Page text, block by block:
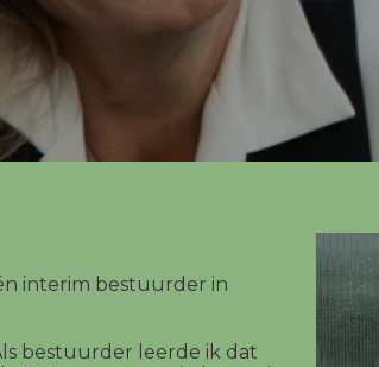
interim bestuurder in
bestuurder leerde ik dat